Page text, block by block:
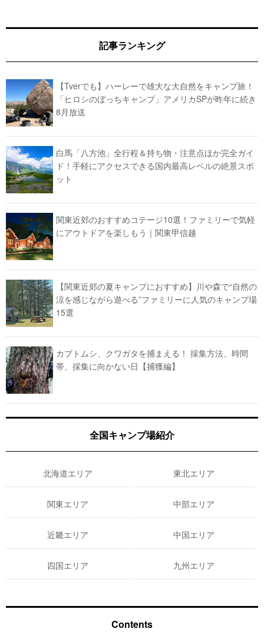
記事ランキング
【Tverでも】ハーレーで雄大な大自然をキャンプ旅！
「ヒロシのぼっちキャンプ」アメリカSPが昨年に続き
8月放送
白馬「八方池」全行程＆持ち物・注意点ほか完全ガイ
ド！手軽にアクセスできる国内最高レベルの絶景スポ
ット
関東近郊のおすすめコテージ10選！ファミリーで気軽
にアウトドアを楽しもう｜関東甲信越
【関東近郊の夏キャンプにおすすめ】川や森で“自然の
涼を感じながら遊べる”ファミリーに人気のキャンプ場
15選
カブトムシ、クワガタを捕まえる！ 採集方法、時間
帯、採集に向かない日【捕獲編】
全国キャンプ場紹介
北海道エリア 東北エリア
関東エリア 中部エリア
近畿エリア 中国エリア
四国エリア 九州エリア
Contents